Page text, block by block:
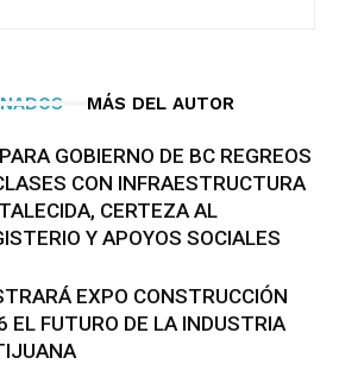
MÁS DEL AUTOR
GOBIERNO DE BC REGREOS
CON INFRAESTRUCTURA
CERTEZA AL
Y APOYOS SOCIALES
EXPO CONSTRUCCIÓN
EL FUTURO DE LA INDUSTRIA